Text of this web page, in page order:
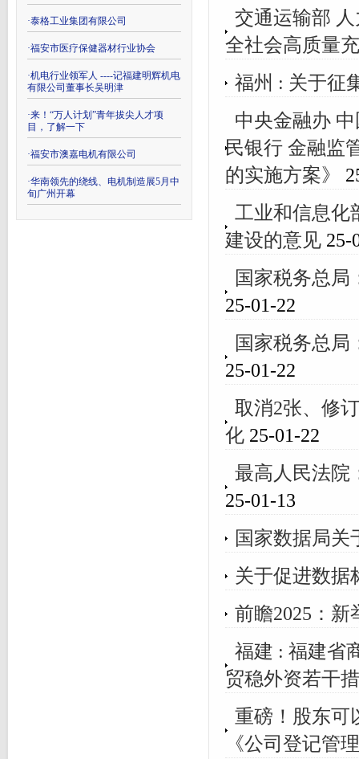
·泰格工业集团有限公司
·福安市医疗保健器材行业协会
·机电行业领军人 ----记福建明辉机电
有限公司董事长吴明津
·来！“万人计划”青年拔尖人才项
目，了解一下
·福安市澳嘉电机有限公司
·华南领先的绕线、电机制造展5月中
旬广州开幕
交通运输部
全社会高质量
福州 : 关于征
中央金融办
民银行 金融监
的实施方案》
工业和信息化
建设的意见 25-
国家税务总局
25-01-22
国家税务总局
25-01-22
取消2张、修
化 25-01-22
最高人民法院
25-01-13
国家数据局关
关于促进数据
前瞻2025：
福建 : 福建省
贸稳外资若干
重磅！股东可
《公司登记管